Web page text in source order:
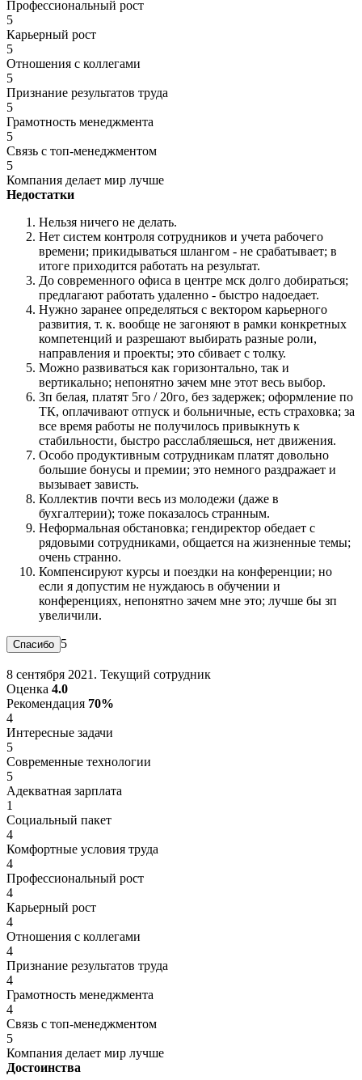
Профессиональный рост
5
Карьерный рост
5
Отношения с коллегами
5
Признание результатов труда
5
Грамотность менеджмента
5
Связь с топ-менеджментом
5
Компания делает мир лучше
Недостатки
Нельзя ничего не делать.
Нет систем контроля сотрудников и учета рабочего
времени; прикидываться шлангом - не срабатывает; в
итоге приходится работать на результат.
До современного офиса в центре мск долго добираться;
предлагают работать удаленно - быстро надоедает.
Нужно заранее определяться с вектором карьерного
развития, т. к. вообще не загоняют в рамки конкретных
компетенций и разрешают выбирать разные роли,
направления и проекты; это сбивает с толку.
Можно развиваться как горизонтально, так и
вертикально; непонятно зачем мне этот весь выбор.
Зп белая, платят 5го / 20го, без задержек; оформление по
ТК, оплачивают отпуск и больничные, есть страховка; за
все время работы не получилось привыкнуть к
стабильности, быстро расслабляешься, нет движения.
Особо продуктивным сотрудникам платят довольно
большие бонусы и премии; это немного раздражает и
вызывает зависть.
Коллектив почти весь из молодежи (даже в
бухгалтерии); тоже показалось странным.
Неформальная обстановка; гендиректор обедает с
рядовыми сотрудниками, общается на жизненные темы;
очень странно.
Компенсируют курсы и поездки на конференции; но
если я допустим не нуждаюсь в обучении и
конференциях, непонятно зачем мне это; лучше бы зп
увеличили.
5
8 сентября 2021. Текущий сотрудник
Оценка 4.0
Рекомендация 70%
4
Интересные задачи
5
Современные технологии
5
Адекватная зарплата
1
Социальный пакет
4
Комфортные условия труда
4
Профессиональный рост
4
Карьерный рост
4
Отношения с коллегами
4
Признание результатов труда
4
Грамотность менеджмента
4
Связь с топ-менеджментом
5
Компания делает мир лучше
Достоинства